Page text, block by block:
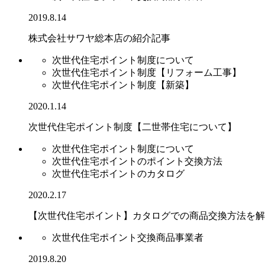
2019.8.14
株式会社サワヤ総本店の紹介記事
次世代住宅ポイント制度について
次世代住宅ポイント制度【リフォーム工事】
次世代住宅ポイント制度【新築】
2020.1.14
次世代住宅ポイント制度【二世帯住宅について】
次世代住宅ポイント制度について
次世代住宅ポイントのポイント交換方法
次世代住宅ポイントのカタログ
2020.2.17
【次世代住宅ポイント】カタログでの商品交換方法を
次世代住宅ポイント交換商品事業者
2019.8.20